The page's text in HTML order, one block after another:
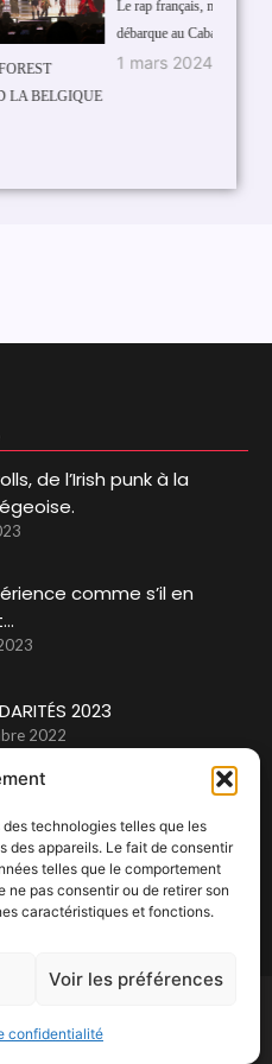
technologies telles que les
des appareils. Le fait de consentir
telles que le comportement
ne pas consentir ou de retirer son
caractéristiques et fonctions.
Voir les préférences
confidentialité
français, mais aussi international,
au Cabaret Vert
2024
de l’Irish punk à la
comme s’il en
2023
2022
musical à déguster